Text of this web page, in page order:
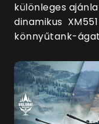
különleges
dinamikus
könnyűtank-